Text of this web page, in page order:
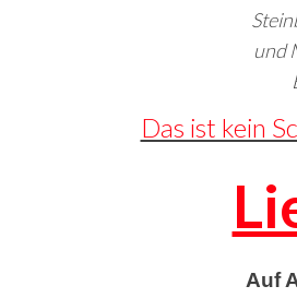
und
Das ist kein
Auf